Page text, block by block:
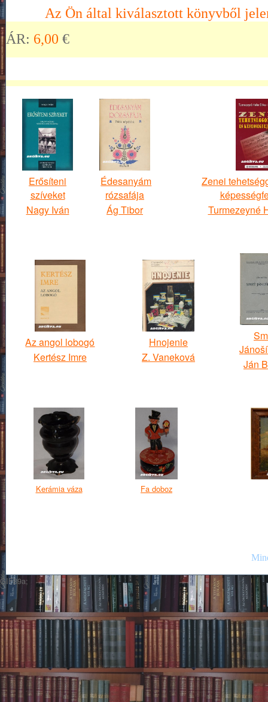
Az Ön által kiválasztott könyvből
ÁR: 6,00 €
Erősíteni
szíveket
Nagy Iván
Édesanyám
rózsafája
Ág Tibor
Zenei
Turmezeyné
Az angol lobogó
Kertész Imre
Hnojenie
Z. Vaneková
Ján
Kerámia váza Fa doboz
GIF89a;